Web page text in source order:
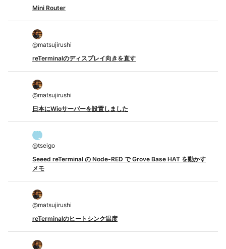
Mini Router
@matsujirushi
reTerminalのディスプレイ向きを直す
@matsujirushi
日本にWioサーバーを設置しました
@tseigo
Seeed reTerminal の Node-RED で Grove Base HAT を動かす
メモ
@matsujirushi
reTerminalのヒートシンク温度